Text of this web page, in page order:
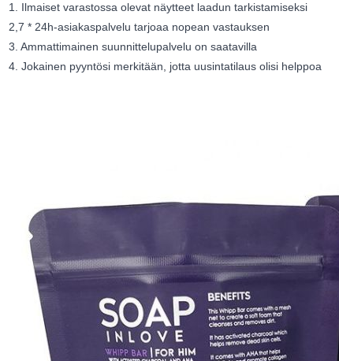
1. Ilmaiset varastossa olevat näytteet laadun tarkistamiseksi
2,7 * 24h-asiakaspalvelu tarjoaa nopean vastauksen
3. Ammattimainen suunnittelupalvelu on saatavilla
4. Jokainen pyyntösi merkitään, jotta uusintatilaus olisi helppoa